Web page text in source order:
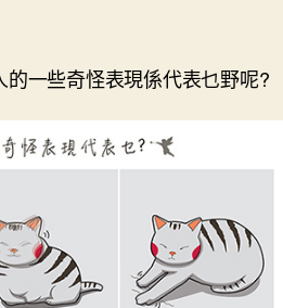
一些奇怪表現係代表乜野呢?